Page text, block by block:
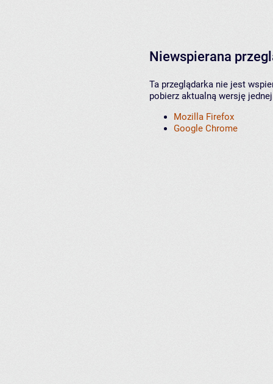
Niewspierana
Ta przeglądarka nie jest
pobierz aktualną wersję
Mozilla Firefox
Google Chrome